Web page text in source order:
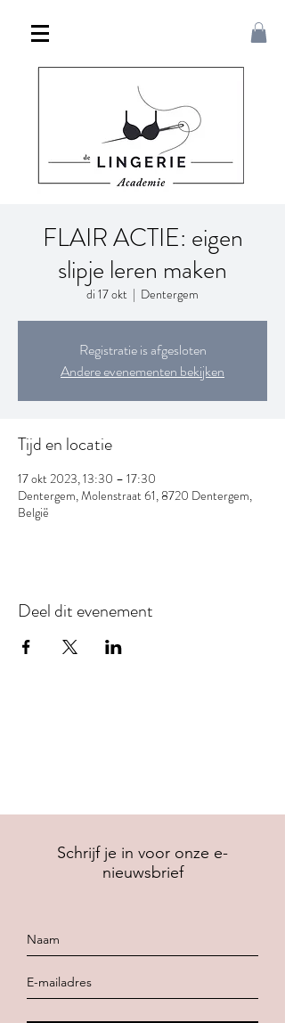
FLAIR ACTIE: eigen
slipje leren maken
di 17 okt
  |
Dentergem
Registratie is afgesloten
Andere evenementen bekijken
Tijd en locatie
17 okt 2023, 13:30 – 17:30
Dentergem, Molenstraat 61, 8720 Dentergem,
België
Deel dit evenement
Schrijf je in voor onze e-
nieuwsbrief